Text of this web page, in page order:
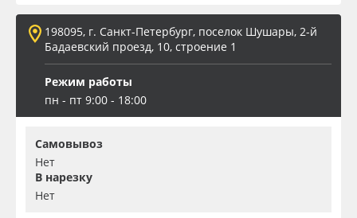
198095, г. Санкт-Петербург, поселок Шушары, 2-й
Бадаевский проезд, 10, строение 1
Режим работы
пн - пт 9:00 - 18:00
Самовывоз
Нет
В нарезку
Нет